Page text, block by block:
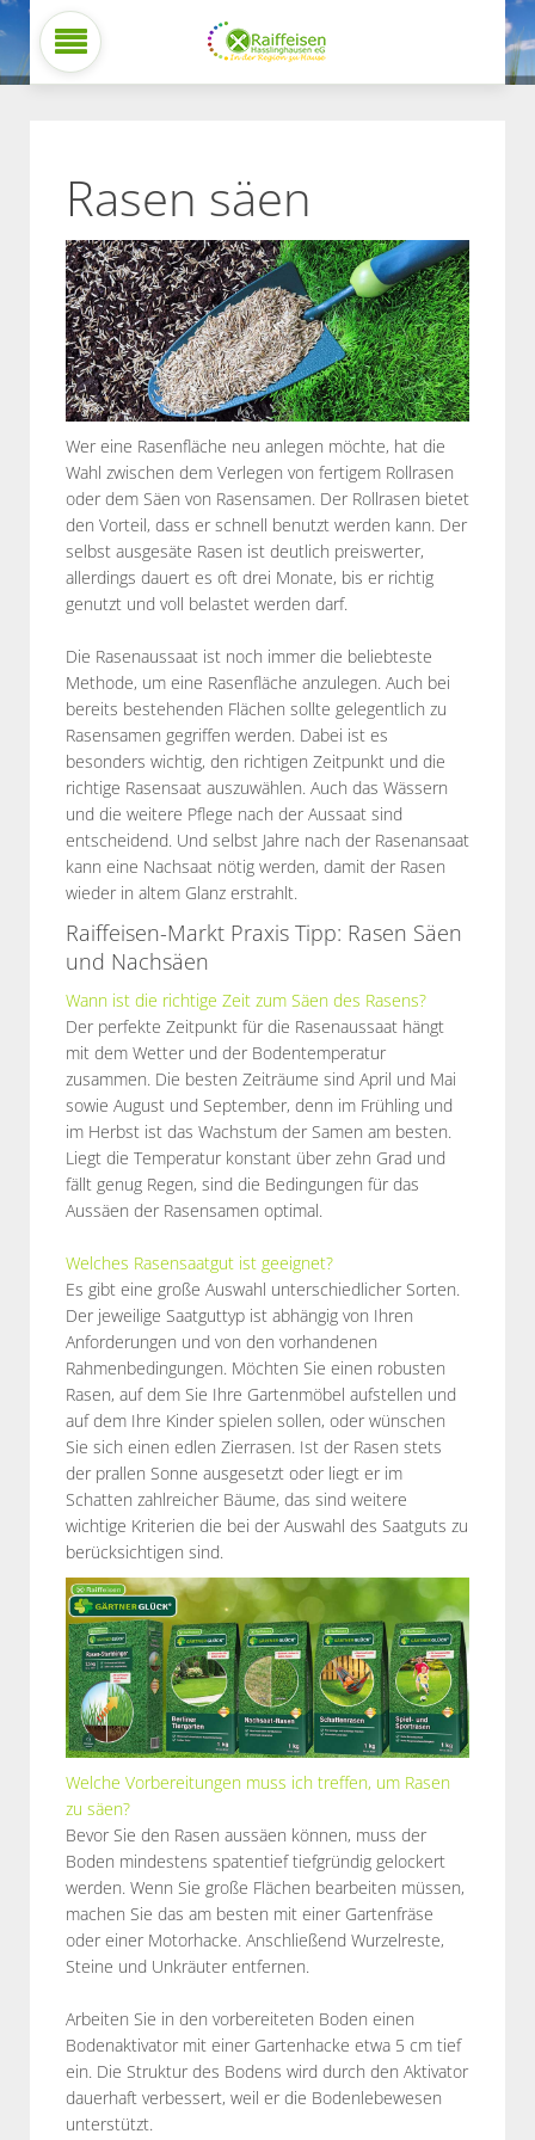
Rasen säen
Wer eine Rasenfläche neu anlegen möchte, hat die
Wahl zwischen dem Verlegen von fertigem Rollrasen
oder dem Säen von Rasensamen. Der Rollrasen bietet
den Vorteil, dass er schnell benutzt werden kann. Der
selbst ausgesäte Rasen ist deutlich preiswerter,
allerdings dauert es oft drei Monate, bis er richtig
genutzt und voll belastet werden darf.
Die Rasenaussaat ist noch immer die beliebteste
Methode, um eine Rasenfläche anzulegen. Auch bei
bereits bestehenden Flächen sollte gelegentlich zu
Rasensamen gegriffen werden. Dabei ist es
besonders wichtig, den richtigen Zeitpunkt und die
richtige Rasensaat auszuwählen. Auch das Wässern
und die weitere Pflege nach der Aussaat sind
entscheidend. Und selbst Jahre nach der Rasenansaat
kann eine Nachsaat nötig werden, damit der Rasen
wieder in altem Glanz erstrahlt.
Raiffeisen-Markt Praxis Tipp: Rasen Säen
und Nachsäen
Wann ist die richtige Zeit zum Säen des Rasens?
Der perfekte Zeitpunkt für die Rasenaussaat hängt
mit dem Wetter und der Bodentemperatur
zusammen. Die besten Zeiträume sind April und Mai
sowie August und September, denn im Frühling und
im Herbst ist das Wachstum der Samen am besten.
Liegt die Temperatur konstant über zehn Grad und
fällt genug Regen, sind die Bedingungen für das
Aussäen der Rasensamen optimal.
Welches Rasensaatgut ist geeignet?
Es gibt eine große Auswahl unterschiedlicher Sorten.
Der jeweilige Saatguttyp ist abhängig von Ihren
Anforderungen und von den vorhandenen
Rahmenbedingungen. Möchten Sie einen robusten
Rasen, auf dem Sie Ihre Gartenmöbel aufstellen und
auf dem Ihre Kinder spielen sollen, oder wünschen
Sie sich einen edlen Zierrasen. Ist der Rasen stets
der prallen Sonne ausgesetzt oder liegt er im
Schatten zahlreicher Bäume, das sind weitere
wichtige Kriterien die bei der Auswahl des Saatguts zu
berücksichtigen sind.
Welche Vorbereitungen muss ich treffen, um Rasen
zu säen?
Bevor Sie den Rasen aussäen können, muss der
Boden mindestens spatentief tiefgründig gelockert
werden. Wenn Sie große Flächen bearbeiten müssen,
machen Sie das am besten mit einer Gartenfräse
oder einer Motorhacke. Anschließend Wurzelreste,
Steine und Unkräuter entfernen.
Arbeiten Sie in den vorbereiteten Boden einen
Bodenaktivator mit einer Gartenhacke etwa 5 cm tief
ein. Die Struktur des Bodens wird durch den Aktivator
dauerhaft verbessert, weil er die Bodenlebewesen
unterstützt.